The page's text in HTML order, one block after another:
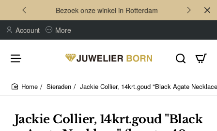
Bezoek onze winkel in Rotterdam
Account More
Jackie Collier, 14krt.goud "Black
Sieraden Jackie Collier, 14krt.goud "Black Agate